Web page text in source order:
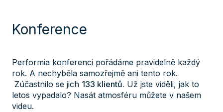
Konference
Performia konferenci pořádáme pravidelně každý
rok. A nechyběla samozřejmě ani tento rok.
Zúčastnilo se jich 133 klientů. Už jste viděli, jak to
letos vypadalo? Nasát atmosféru můžete v našem
videu.